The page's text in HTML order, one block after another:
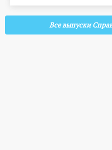
Все выпуски